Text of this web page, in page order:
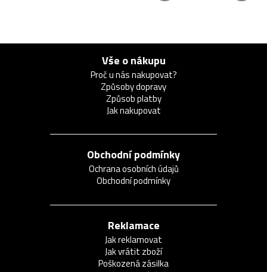
Vše o nákupu
Proč u nás nakupovat?
Způsoby dopravy
Způsob platby
Jak nakupovat
Obchodní podmínky
Ochrana osobních údajů
Obchodní podmínky
Reklamace
Jak reklamovat
Jak vrátit zboží
Poškozená zásilka